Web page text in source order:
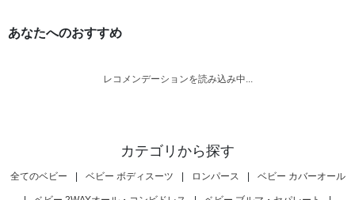
あなたへのおすすめ
レコメンデーションを読み込み中...
カテゴリから探す
全てのベビー ベビー ボディスーツ ロンパース ベビー カバーオール